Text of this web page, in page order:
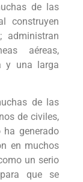
de las
construyen
administran
aéreas,
y una larga
de las
de civiles,
generado
en muchos
un serio
que se